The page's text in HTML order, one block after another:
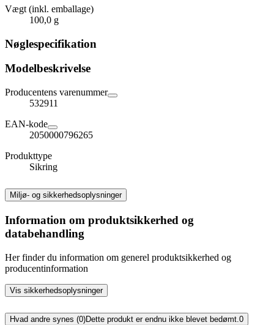
Vægt (inkl. emballage)
100,0 g
Nøglespecifikation
Modelbeskrivelse
Producentens varenummer
532911
EAN-kode
2050000796265
Produkttype
Sikring
Miljø- og sikkerhedsoplysninger
Information om produktsikkerhed og
databehandling
Her finder du information om generel produktsikkerhed og
producentinformation
Vis sikkerhedsoplysninger
Hvad andre synes (0)Dette produkt er endnu ikke blevet bedømt. 0